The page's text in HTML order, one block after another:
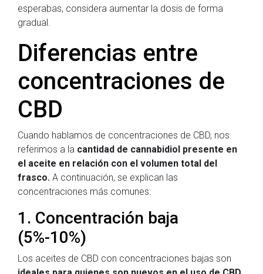
esperabas, considera aumentar la dosis de forma
gradual.
Diferencias entre
concentraciones de
CBD
Cuando hablamos de concentraciones de CBD, nos
referimos a la cantidad de cannabidiol presente en
el aceite en relación con el volumen total del
frasco. A continuación, se explican las
concentraciones más comunes:
1. Concentración baja
(5%-10%)
Los aceites de CBD con concentraciones bajas son